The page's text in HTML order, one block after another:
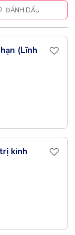
ĐÁNH DẤU
(Lĩnh
kinh